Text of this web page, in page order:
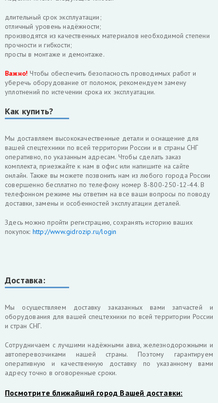
длительный срок эксплуатации;
отличный уровень надёжности;
производятся из качественных материалов необходимой степени
прочности и гибкости;
просты в монтаже и демонтаже.
Важно! Чтобы обеспечить безопасность проводимых работ и
уберечь оборудование от поломок, рекомендуем замену
уплотнений по истечении срока их эксплуатации.
Как купить?
Мы доставляем высококачественные детали и оснащение для
вашей спецтехники по всей территории России и в страны СНГ
оперативно, по указанным адресам. Чтобы сделать заказ
комплекта, приезжайте к нам в офис или напишите на сайте
онлайн. Также вы можете позвонить нам из любого города России
совершенно бесплатно по телефону номер 8-800-250-12-44. В
телефонном режиме мы ответим на все ваши вопросы по поводу
доставки, замены и особенностей эксплуатации деталей.
Здесь можно пройти регистрацию, сохранять историю ваших
покупок: http://www.gidrozip.ru/login
Доставка:
Мы осуществляем доставку заказанных вами запчастей и
оборудования для вашей спецтехники по всей территории России
и стран СНГ.
Cотрудничаем с лучшими надёжными авиа, железнодорожными и
автоперевозчиками нашей страны. Поэтому гарантируем
оперативную и качественную доставку по указанному вами
адресу точно в оговоренные сроки.
Посмотрите ближайший город Вашей доставки: